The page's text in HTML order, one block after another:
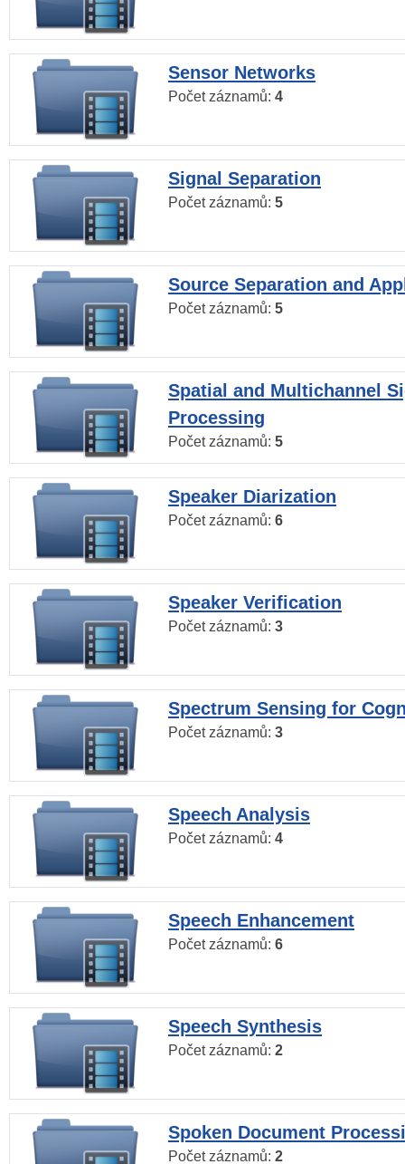
Sensor Networks
Počet záznamů: 4
Signal Separation
Počet záznamů: 5
Source Separation and
Počet záznamů: 5
Spatial and Multichannel
Processing
Počet záznamů: 5
Speaker Diarization
Počet záznamů: 6
Speaker Verification
Počet záznamů: 3
Spectrum Sensing for
Počet záznamů: 3
Speech Analysis
Počet záznamů: 4
Speech Enhancement
Počet záznamů: 6
Speech Synthesis
Počet záznamů: 2
Spoken Document
Počet záznamů: 2